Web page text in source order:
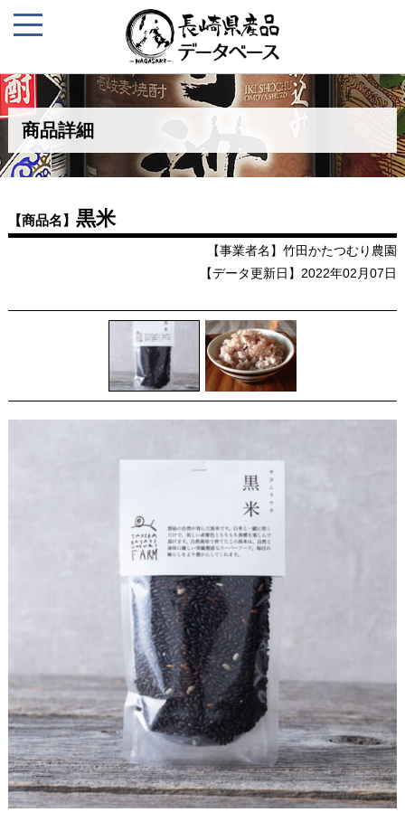
商品詳細
【商品名】 黒米
【事業者名】竹田かたつむり農園
【データ更新日】2022年02月07日